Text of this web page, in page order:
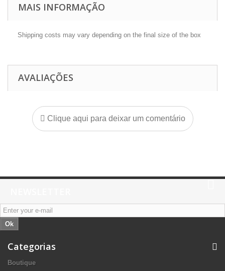
MAIS INFORMAÇÃO
Shipping costs may vary depending on the final size of the box
AVALIAÇÕES
Clique aqui para deixar um comentário
Ok
Categorias
Boutique